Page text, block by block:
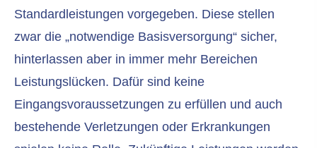
Standardleistungen vorgegeben. Diese stellen
zwar die „notwendige Basisversorgung“ sicher,
hinterlassen aber in immer mehr Bereichen
Leistungslücken. Dafür sind keine
Eingangsvoraussetzungen zu erfüllen und auch
bestehende Verletzungen oder Erkrankungen